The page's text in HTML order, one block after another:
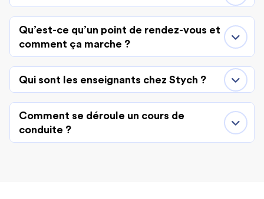
Qu’est-ce qu’un point de rendez-vous et
comment ça marche ?
Qui sont les enseignants chez Stych ?
Comment se déroule un cours de
conduite ?